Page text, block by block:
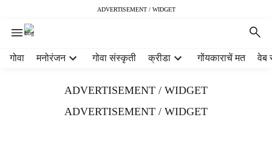
ADVERTISEMENT / WIDGET
गोवा मनोरंजन गोवा संस्कृती क्रीडा गोंयकाराचें मत वेब
ADVERTISEMENT / WIDGET
ADVERTISEMENT / WIDGET